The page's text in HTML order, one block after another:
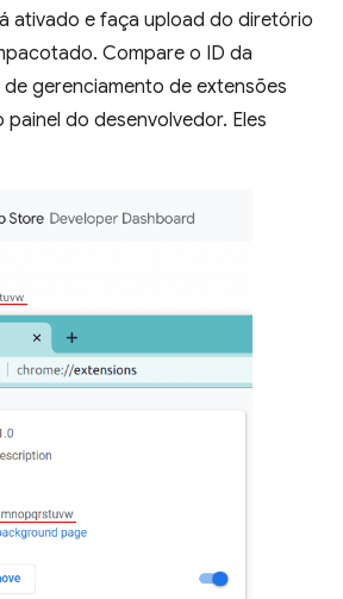
ativado e faça upload do diretório
Compare o ID da
gerenciamento de extensões
do desenvolvedor. Eles